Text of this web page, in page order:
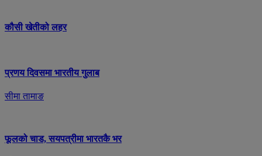
कौसी खेतीको लहर
प्रणय दिवसमा भारतीय गुलाब
सीमा तामाङ
फूलको चाड, सयपत्रीमा भारतकै भर